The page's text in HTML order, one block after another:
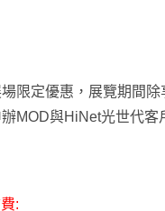
限定優惠，展覽期間
MOD與HiNet光世代
: